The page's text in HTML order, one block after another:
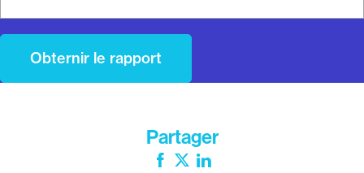
Partager
Facebook
Twitter